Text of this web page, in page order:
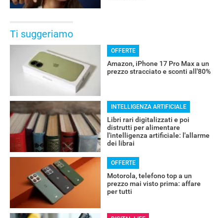
Ti suggeriamo
OFFERTE
Amazon, iPhone 17 Pro Max a un
prezzo stracciato e sconti all'80%
INTELLIGENZA ARTIFICIALE
Libri rari digitalizzati e poi
distrutti per alimentare
l'intelligenza artificiale: l'allarme
dei librai
OFFERTE
Motorola, telefono top a un
prezzo mai visto prima: affare
per tutti